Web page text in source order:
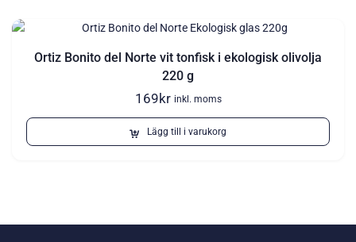
Ortiz Bonito del Norte vit tonfisk i ekologisk olivolja
220 g
169kr inkl. moms
Lägg till i varukorg